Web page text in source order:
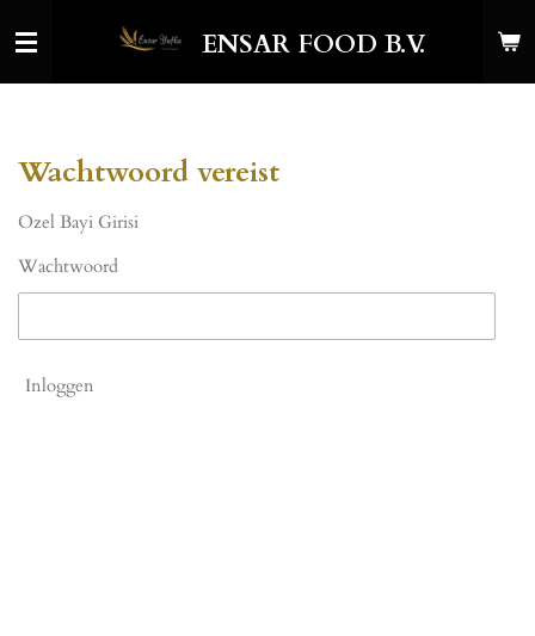
direct
ENSAR FOOD B.V.
Wachtwoord vereist
Ozel Bayi Girisi
Wachtwoord
Inloggen